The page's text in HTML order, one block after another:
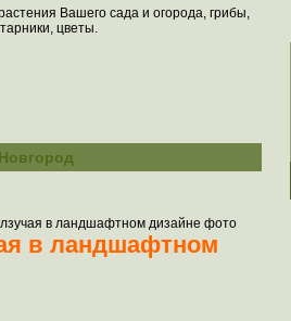
Вашего сада и огорода, грибы,
цветы.
в ландшафтном дизайне фото
в ландшафтном